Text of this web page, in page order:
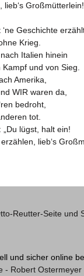
lieb‘s
Geschichte
Krieg.
Italien hinein
und von Sieg.
Amerika,
WIR waren da,
bedroht,
tot.
lügst, halt ein!
lieb‘s
Dich nicht!
Reutter-Seite und
- Robert Ostermeyer